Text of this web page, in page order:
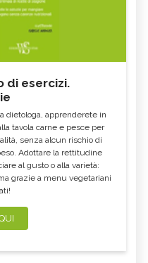
di esercizi.
dietologa, apprenderete in
tavola carne e pesce per
senza alcun rischio di
Adottare la rettitudine
al gusto o alla varietà:
grazie a menu vegetariani